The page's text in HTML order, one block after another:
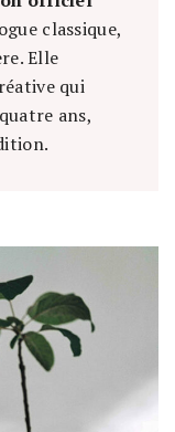
classique,
Elle
qui
ans,